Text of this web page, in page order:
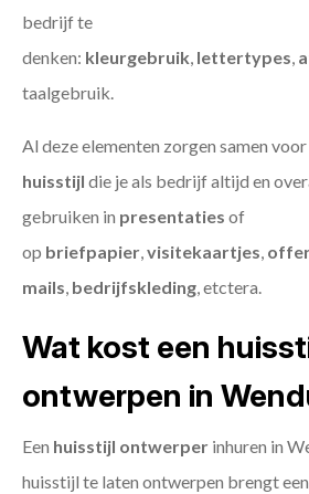
bedrijf te
denken: kleurgebruik, lettertypes,
taalgebruik.
Al deze elementen zorgen samen voor
huisstijl die je als bedrijf altijd en
gebruiken in presentaties of
op briefpapier,visitekaartjes,
mails, bedrijfskleding, etctera.
Wat kost een
ontwerpen in
Een huisstijl ontwerper inhuren in
huisstijl te laten ontwerpen brengt